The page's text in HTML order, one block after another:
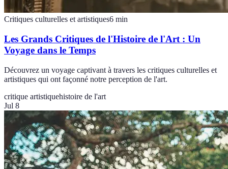
Critiques culturelles et artistiques6 min
Les Grands Critiques de l'Histoire de l'Art : Un
Voyage dans le Temps
Découvrez un voyage captivant à travers les critiques culturelles et
artistiques qui ont façonné notre perception de l'art.
critique artistiquehistoire de l'art
Jul 8